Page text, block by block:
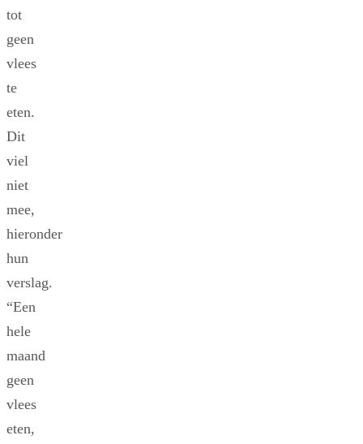
tot
geen
vlees
te
eten.
Dit
viel
niet
mee,
hieronder
hun
verslag.
“Een
hele
maand
geen
vlees
eten,